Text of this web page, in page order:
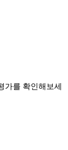
가를 확인해보세